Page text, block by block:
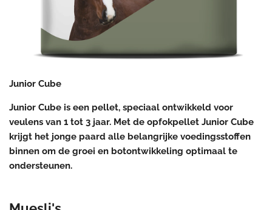
Junior Cube
Junior Cube is een pellet, speciaal ontwikkeld voor
veulens van 1 tot 3 jaar. Met de opfokpellet Junior Cube
krijgt het jonge paard alle belangrijke voedingsstoffen
binnen om de groei en botontwikkeling optimaal te
ondersteunen.